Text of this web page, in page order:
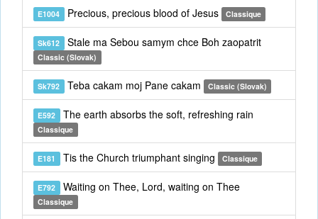
E1004 Precious, precious blood of Jesus Classique
Sk612 Stale ma Sebou samym chce Boh zaopatrit
Classic (Slovak)
Sk792 Teba cakam moj Pane cakam Classic (Slovak)
E592 The earth absorbs the soft, refreshing rain
Classique
E181 Tis the Church triumphant singing Classique
E792 Waiting on Thee, Lord, waiting on Thee
Classique